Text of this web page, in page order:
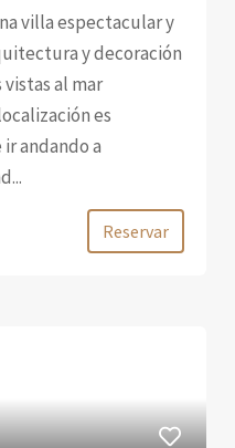
villa espectacular y
y decoración
al mar
es
andando a
Reservar